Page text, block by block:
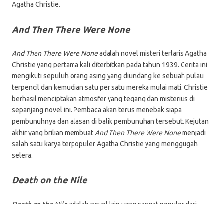
Agatha Christie.
And Then There Were None
And Then There Were Noneadalah novel misteri terlaris Agatha
Christie yang pertama kali diterbitkan pada tahun 1939. Cerita ini
mengikuti sepuluh orang asing yang diundang ke sebuah pulau
terpencil dan kemudian satu per satu mereka mulai mati. Christie
berhasil menciptakan atmosfer yang tegang dan misterius di
sepanjang novel ini. Pembaca akan terus menebak siapa
pembunuhnya dan alasan di balik pembunuhan tersebut. Kejutan
akhir yang brilian membuat And Then There Were Nonemenjadi
salah satu karya terpopuler Agatha Christie yang menggugah
selera.
Death on the Nile